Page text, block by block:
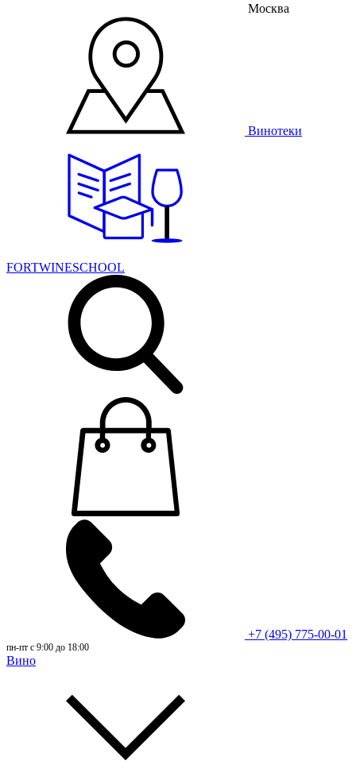
Москва
Винотеки
FORTWINESCHOOL
+7 (495) 775-00-01
пн-пт с 9:00 до 18:00
Вино